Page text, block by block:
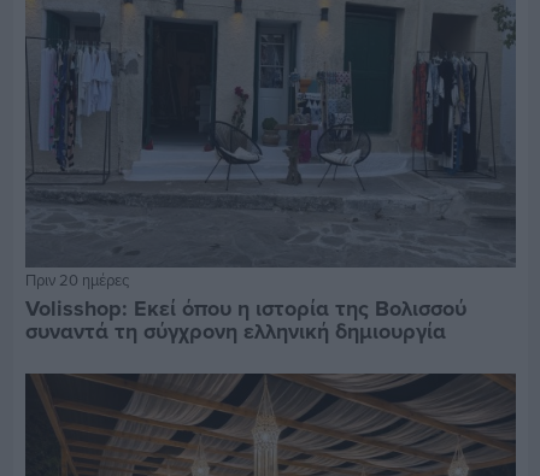
Πριν 20 ημέρες
Volisshop: Εκεί όπου η ιστορία της Βολισσού
συναντά τη σύγχρονη ελληνική δημιουργία